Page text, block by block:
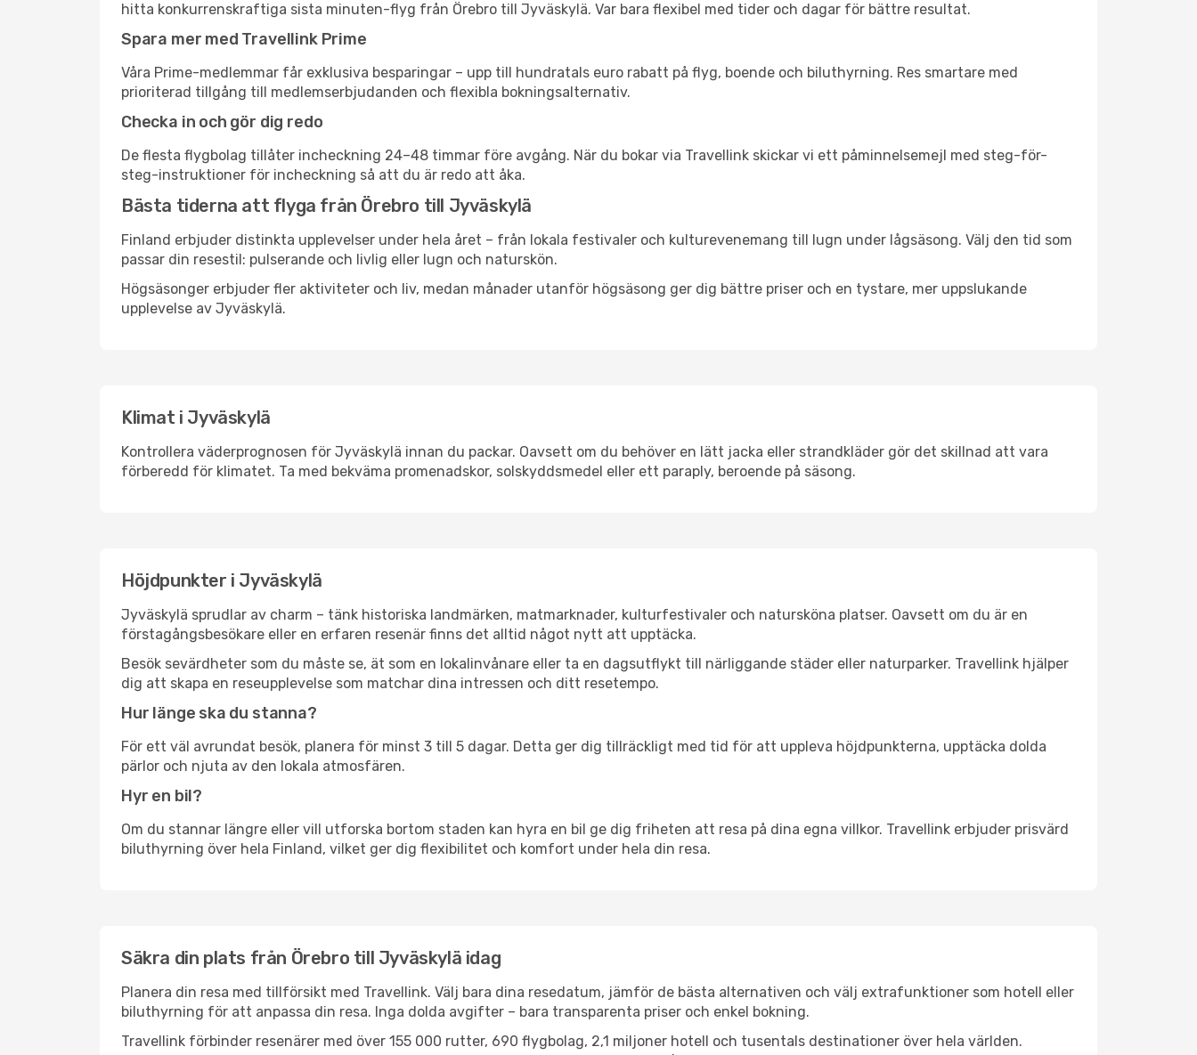
hitta konkurrenskraftiga sista minuten-flyg från Örebro till Jyväskylä. Var bara flexibel med tider och dagar för bättre resultat.
Spara mer med Travellink Prime
Våra Prime-medlemmar får exklusiva besparingar – upp till hundratals euro rabatt på flyg, boende och biluthyrning. Res smartare med
prioriterad tillgång till medlemserbjudanden och flexibla bokningsalternativ.
Checka in och gör dig redo
De flesta flygbolag tillåter incheckning 24–48 timmar före avgång. När du bokar via Travellink skickar vi ett påminnelsemejl med steg-för-
steg-instruktioner för incheckning så att du är redo att åka.
Bästa tiderna att flyga från Örebro till Jyväskylä
Finland erbjuder distinkta upplevelser under hela året – från lokala festivaler och kulturevenemang till lugn under lågsäsong. Välj den tid som
passar din resestil: pulserande och livlig eller lugn och naturskön.
Högsäsonger erbjuder fler aktiviteter och liv, medan månader utanför högsäsong ger dig bättre priser och en tystare, mer uppslukande
upplevelse av Jyväskylä.
Klimat i Jyväskylä
Kontrollera väderprognosen för Jyväskylä innan du packar. Oavsett om du behöver en lätt jacka eller strandkläder gör det skillnad att vara
förberedd för klimatet. Ta med bekväma promenadskor, solskyddsmedel eller ett paraply, beroende på säsong.
Höjdpunkter i Jyväskylä
Jyväskylä sprudlar av charm – tänk historiska landmärken, matmarknader, kulturfestivaler och natursköna platser. Oavsett om du är en
förstagångsbesökare eller en erfaren resenär finns det alltid något nytt att upptäcka.
Besök sevärdheter som du måste se, ät som en lokalinvånare eller ta en dagsutflykt till närliggande städer eller naturparker. Travellink hjälper
dig att skapa en reseupplevelse som matchar dina intressen och ditt resetempo.
Hur länge ska du stanna?
För ett väl avrundat besök, planera för minst 3 till 5 dagar. Detta ger dig tillräckligt med tid för att uppleva höjdpunkterna, upptäcka dolda
pärlor och njuta av den lokala atmosfären.
Hyr en bil?
Om du stannar längre eller vill utforska bortom staden kan hyra en bil ge dig friheten att resa på dina egna villkor. Travellink erbjuder prisvärd
biluthyrning över hela Finland, vilket ger dig flexibilitet och komfort under hela din resa.
Säkra din plats från Örebro till Jyväskylä idag
Planera din resa med tillförsikt med Travellink. Välj bara dina resedatum, jämför de bästa alternativen och välj extrafunktioner som hotell eller
biluthyrning för att anpassa din resa. Inga dolda avgifter – bara transparenta priser och enkel bokning.
Travellink förbinder resenärer med över 155 000 rutter, 690 flygbolag, 2,1 miljoner hotell och tusentals destinationer över hela världen.